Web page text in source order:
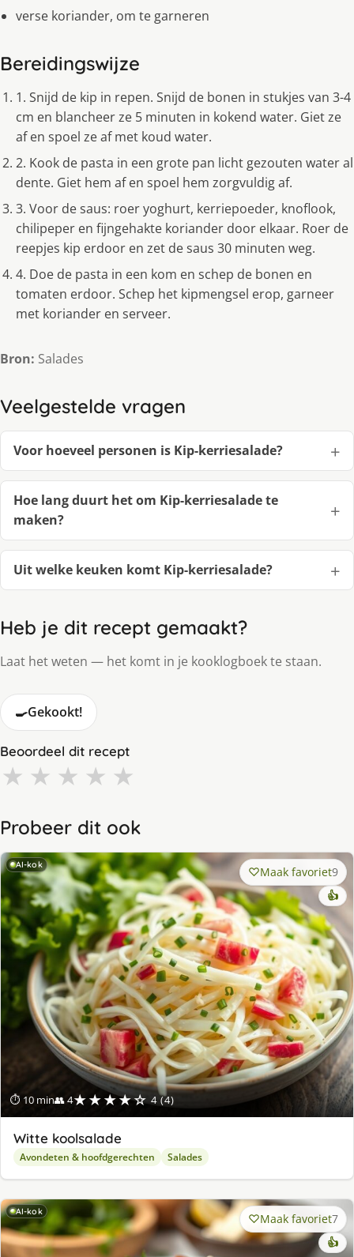
verse koriander, om te garneren
Bereidingswijze
1. Snijd de kip in repen. Snijd de bonen in stukjes van 3-4
cm en blancheer ze 5 minuten in kokend water. Giet ze
af en spoel ze af met koud water.
2. Kook de pasta in een grote pan licht gezouten water al
dente. Giet hem af en spoel hem zorgvuldig af.
3. Voor de saus: roer yoghurt, kerriepoeder, knoflook,
chilipeper en fijngehakte koriander door elkaar. Roer de
reepjes kip erdoor en zet de saus 30 minuten weg.
4. Doe de pasta in een kom en schep de bonen en
tomaten erdoor. Schep het kipmengsel erop, garneer
met koriander en serveer.
Bron: Salades
Veelgestelde vragen
Voor hoeveel personen is Kip-kerriesalade?
Hoe lang duurt het om Kip-kerriesalade te
maken?
Uit welke keuken komt Kip-kerriesalade?
Heb je dit recept gemaakt?
Laat het weten — het komt in je kooklogboek te staan.
🍳Gekookt!
Beoordeel dit recept
★ ★ ★ ★ ★
Probeer dit ook
AI-kok
⏱ 10 min👥 4★★★★☆ 4 (4)
Maak favoriet9
👍
Witte koolsalade
Avondeten & hoofdgerechten Salades
AI-kok Maak favoriet7
👍